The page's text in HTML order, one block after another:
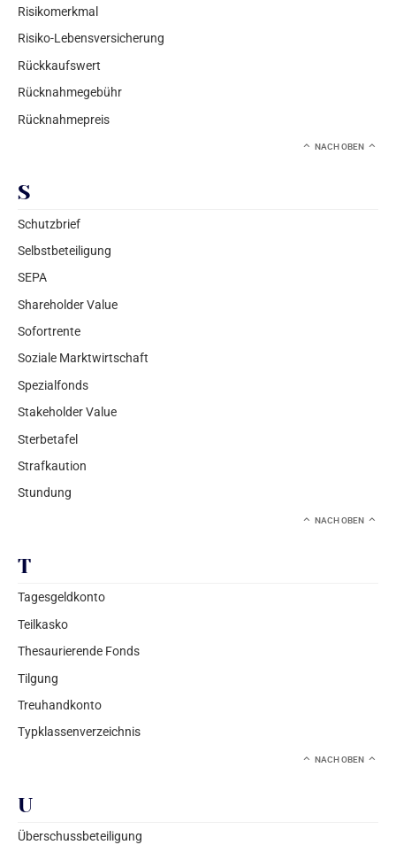
Risikomerkmal
Risiko-Lebensversicherung
Rückkaufswert
Rücknahmegebühr
Rücknahmepreis
NACH OBEN
S
Schutzbrief
Selbstbeteiligung
SEPA
Shareholder Value
Sofortrente
Soziale Marktwirtschaft
Spezialfonds
Stakeholder Value
Sterbetafel
Strafkaution
Stundung
NACH OBEN
T
Tagesgeldkonto
Teilkasko
Thesaurierende Fonds
Tilgung
Treuhandkonto
Typklassenverzeichnis
NACH OBEN
U
Überschussbeteiligung